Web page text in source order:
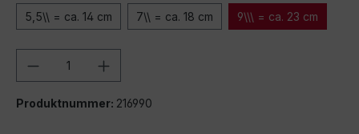
5,5\\ = ca. 14 cm 7\\ = ca. 18 cm 9\\\ = ca. 23 cm
Produkt Anzahl: Gib den
Produktnummer: 216990